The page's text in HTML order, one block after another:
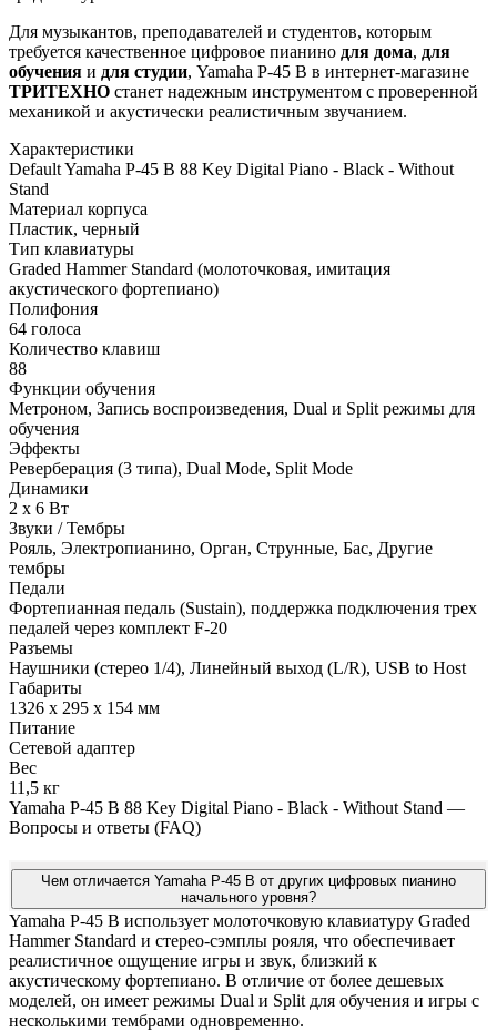
Для музыкантов, преподавателей и студентов, которым
требуется качественное цифровое пианино для дома, для
обучения и для студии, Yamaha P-45 B в интернет-магазине
ТРИТЕХНО станет надежным инструментом с проверенной
механикой и акустически реалистичным звучанием.
Характеристики
Default Yamaha P-45 B 88 Key Digital Piano - Black - Without
Stand
Материал корпуса
Пластик, черный
Тип клавиатуры
Graded Hammer Standard (молоточковая, имитация
акустического фортепиано)
Полифония
64 голоса
Количество клавиш
88
Функции обучения
Метроном, Запись воспроизведения, Dual и Split режимы для
обучения
Эффекты
Реверберация (3 типа), Dual Mode, Split Mode
Динамики
2 x 6 Вт
Звуки / Тембры
Рояль, Электропианино, Орган, Струнные, Бас, Другие
тембры
Педали
Фортепианная педаль (Sustain), поддержка подключения трех
педалей через комплект F-20
Разъемы
Наушники (стерео 1/4), Линейный выход (L/R), USB to Host
Габариты
1326 x 295 x 154 мм
Питание
Сетевой адаптер
Вес
11,5 кг
Yamaha P-45 B 88 Key Digital Piano - Black - Without Stand —
Вопросы и ответы (FAQ)
Чем отличается Yamaha P-45 B от других цифровых пианино
начального уровня?
Yamaha P-45 B использует молоточковую клавиатуру Graded
Hammer Standard и стерео-сэмплы рояля, что обеспечивает
реалистичное ощущение игры и звук, близкий к
акустическому фортепиано. В отличие от более дешевых
моделей, он имеет режимы Dual и Split для обучения и игры с
несколькими тембрами одновременно.